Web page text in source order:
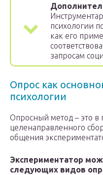
психологии
как его
запросам
Опрос как
психологии
Опросный метод – это в
целенаправленного
общения
Экспериментатор
следующих видов